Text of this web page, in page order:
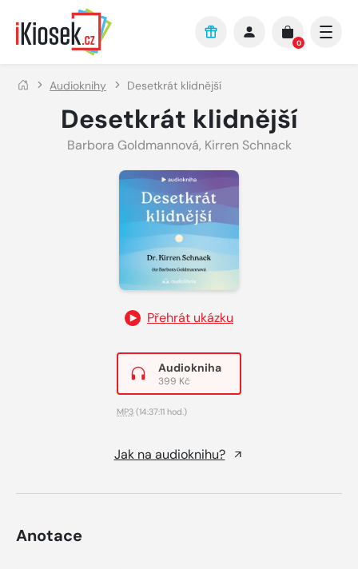
Přejít na hlavní obsah
0
Audioknihy Desetkrát klidnější
Desetkrát klidnější
Barbora Goldmannová, Kirren Schnack
Přehrát ukázku
Audiokniha
399 Kč
MP3 (14:37:11 hod.)
Jak na audioknihu?
Anotace